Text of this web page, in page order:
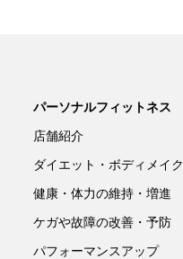
パーソナルフィットネス
店舗紹介
ダイエット・ボディメイク
健康・体力の維持・増進
ケガや故障の改善・予防
パフォーマンスアップ